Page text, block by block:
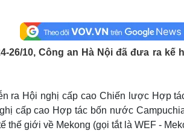
Thể thao
Lịch thi đấu bóng đá
Hậu trường
Ô tô -
Xe máy
Văn hóa
Sân khấu - Điện ảnh
Giải trí
10, Công an Hà Nội đã đưa ra kế
ra Hội nghị cấp cao Chiến lược Hợp
cấp cao Hợp tác bốn nước
thế giới về Mekong (gọi tắt là WEF -